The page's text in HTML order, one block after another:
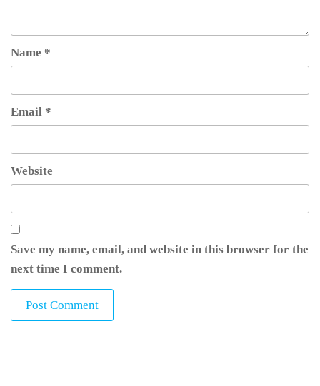
Name *
Email *
Website
Save my name, email, and website in this browser for the
next time I comment.